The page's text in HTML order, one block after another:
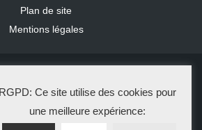
Plan de site
Mentions légales
La Solution Immo
RGPD: Ce site utilise des cookies pour
une meilleure expérience: